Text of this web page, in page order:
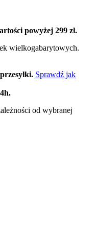
powyżej 299 zł.
wielkogabarytowych.
Sprawdź jak
od wybranej